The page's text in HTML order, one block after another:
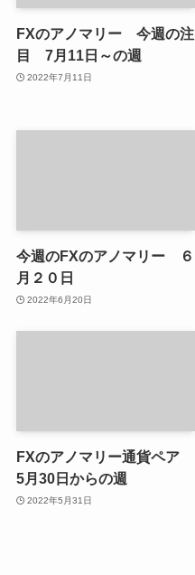
FXのアノマリー 今週の注
目 7月11日～の週
2022年7月11日
今週のFXのアノマリー ６
月２０日
2022年6月20日
FXのアノマリー通貨ペア
5月30日からの週
2022年5月31日